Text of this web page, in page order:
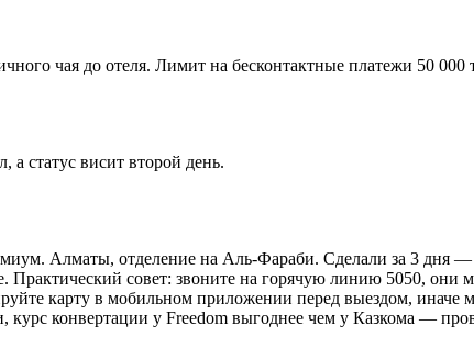
чая до отеля. Лимит на бесконтактные платежи 50 000
а статус висит второй день.
Алматы, отделение на Аль-Фараби. Сделали за 3 дня —
совет: звоните на горячую линию 5050, они
карту в мобильном приложении перед выездом, иначе
конвертации у Freedom выгоднее чем у Казкома —